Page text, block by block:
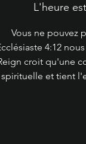
L'heure
Vous ne pouvez
4:12
croit qu'une
spirituelle et tient